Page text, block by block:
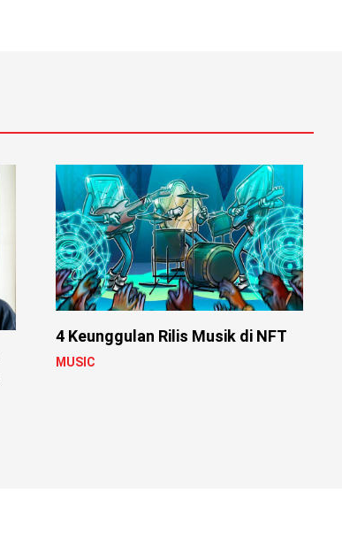
4 Keunggulan Rilis Musik di NFT
MUSIC